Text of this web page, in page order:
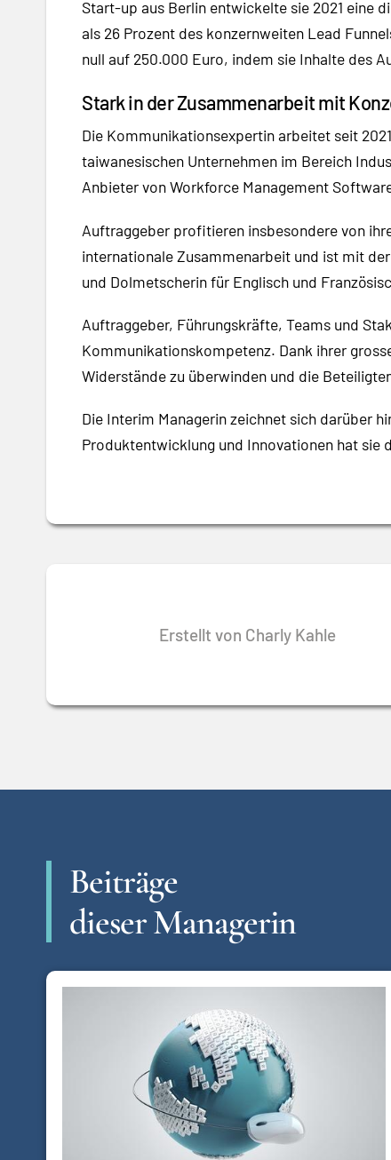
Start-up aus Berlin entwickelte sie 2021 eine
als 26 Prozent des konzernweiten Lead
null auf 250.000 Euro, indem sie Inhalte des
Stark in der Zusammenarbeit mit
Die Kommunikationsexpertin arbeitet seit
taiwanesischen Unternehmen im Bereich
Anbieter von Workforce Management
Auftraggeber profitieren insbesondere von
internationale Zusammenarbeit und ist mit
und Dolmetscherin für Englisch und
Auftraggeber, Führungskräfte, Teams und
Kommunikationskompetenz. Dank ihrer
Widerstände zu überwinden und die
Die Interim Managerin zeichnet sich darüber
Produktentwicklung und Innovationen hat
Erstellt von Charly Kahle
Beiträge
dieser Managerin